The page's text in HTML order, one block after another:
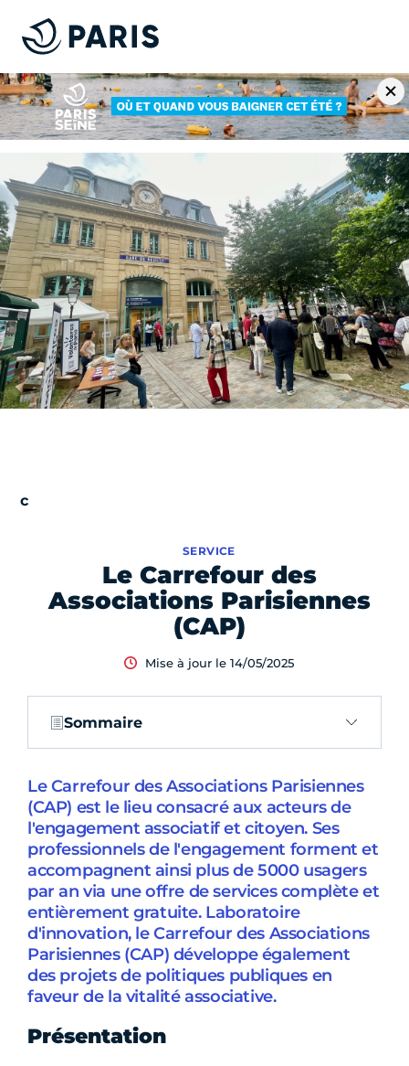
Le Carrefour des
Associations Parisiennes
(CAP)
SERVICE
Mise à jour le 14/05/2025
Sommaire
Le Carrefour des Associations Parisiennes
(CAP) est le lieu consacré aux acteurs de
l'engagement associatif et citoyen. Ses
professionnels de l'engagement forment et
accompagnent ainsi plus de 5000 usagers
par an via une offre de services complète et
entièrement gratuite. Laboratoire
d'innovation, le Carrefour des Associations
Parisiennes (CAP) développe également
des projets de politiques publiques en
faveur de la vitalité associative.
Présentation